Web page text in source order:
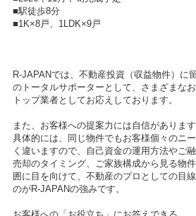
■駅徒歩8分
■1K×8戸、1LDK×9戸
R-JAPANでは、不動産投資（収益物件）に
のトータルサポーターとして、さまざまな
トップ業者としてお応えしております。
また、お客様への提案力には自信があります
具体的には、同じ物件でもお客様個々のニ
く違いますので、自己資金の運用方法やご
売却のタイミング、ご家族構成から見る物
囲に目を向けて、不動産のプロとしての目
のがR-JAPANの強みです。